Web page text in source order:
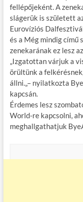
k
fellépőjeként. A
slágerük is született
Eurovíziós
és a Még mindig című
zenekarának ez lesz
„Izgatottan várjuk a
örültünk a
állni.„– nyilatkozta
kapcsán.
Érdemes lesz
World-re kapcsolni,
meghallgathatjuk